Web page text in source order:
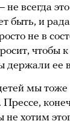
всегда
быть, и
не в
чтобы
держали ее
мы тоже
Прессе,
хотим